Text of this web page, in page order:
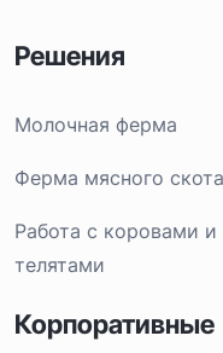
Решения
Молочная ферма
Ферма мясного скота
Работа с коровами и
телятами
Корпоративные